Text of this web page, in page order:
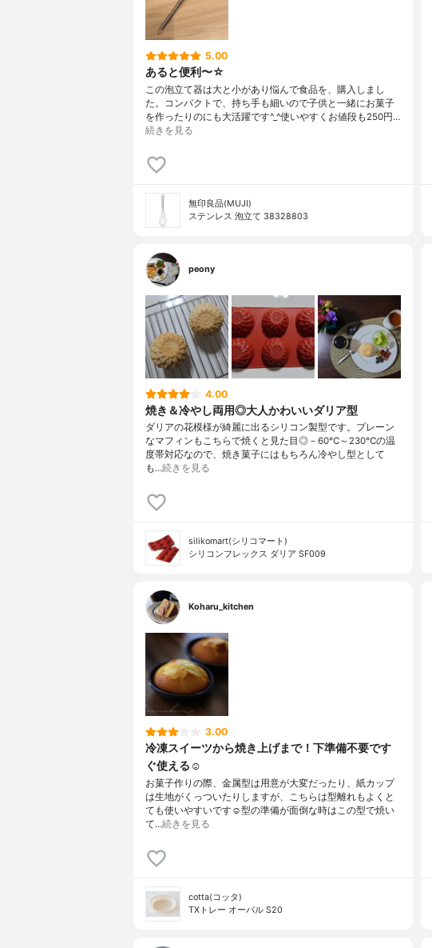
5.00
あると便利〜☆
この泡立て器は大と小があり悩んで食品を、購入しまし
た。コンパクトで、持ち手も細いので子供と一緒にお菓子
を作ったりのにも大活躍です^_^使いやすくお値段も250円…
続きを見る
無印良品(MUJI)
ステンレス 泡立て 38328803
peony
4.00
焼き＆冷やし両用◎大人かわいいダリア型
ダリアの花模様が綺麗に出るシリコン製型です。プレーン
なマフィンもこちらで焼くと見た目◎－60℃～230℃の温
度帯対応なので、焼き菓子にはもちろん冷やし型として
も…続きを見る
silikomart(シリコマート)
シリコンフレックス ダリア SF009
Koharu_kitchen
3.00
冷凍スイーツから焼き上げまで！下準備不要です
ぐ使える☺︎
お菓子作りの際、金属型は用意が大変だったり、紙カップ
は生地がくっついたりしますが、こちらは型離れもよくと
ても使いやすいです☺️型の準備が面倒な時はこの型で焼い
て…続きを見る
cotta(コッタ)
TXトレー オーバル S20